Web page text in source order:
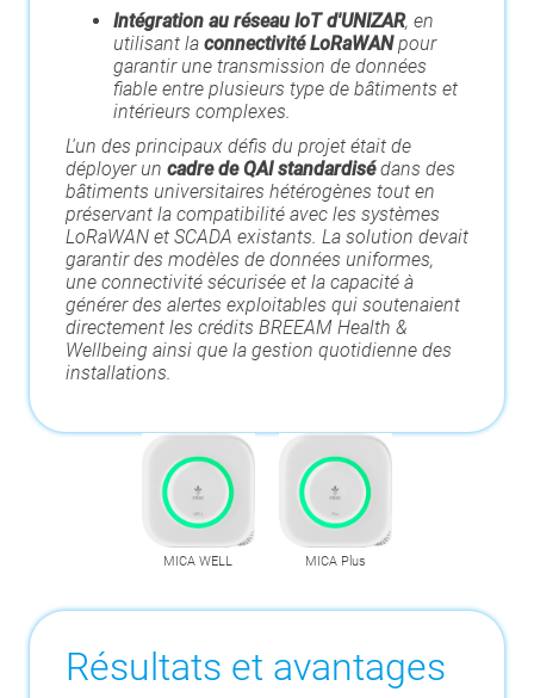
Intégration au réseau IoT d'UNIZAR, en
utilisant la connectivité LoRaWANpour
garantir une transmission de données
fiable entre plusieurs type de bâtiments et
intérieurs complexes.
L'un des principaux défis du projet était de
déployer un cadre de QAI standardisédans des
bâtiments universitaires hétérogènes tout en
préservant la compatibilité avec les systèmes
LoRaWAN et SCADA existants. La solution devait
garantir des modèles de données uniformes,
une connectivité sécurisée et la capacité à
générer des alertes exploitables qui soutenaient
directement les crédits BREEAM Health &
Wellbeing ainsi que la gestion quotidienne des
installations.
MICA WELL MICA Plus
Résultats et avantages